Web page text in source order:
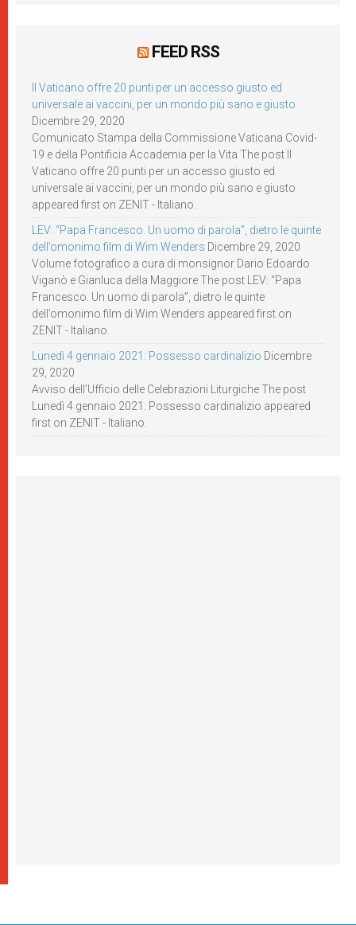
FEED RSS
Il Vaticano offre 20 punti per un accesso giusto ed
universale ai vaccini, per un mondo più sano e giusto
Dicembre 29, 2020
Comunicato Stampa della Commissione Vaticana Covid-
19 e della Pontificia Accademia per la Vita The post Il
Vaticano offre 20 punti per un accesso giusto ed
universale ai vaccini, per un mondo più sano e giusto
appeared first on ZENIT - Italiano.
LEV: “Papa Francesco. Un uomo di parola”, dietro le quinte
dell’omonimo film di Wim Wenders Dicembre 29, 2020
Volume fotografico a cura di monsignor Dario Edoardo
Viganò e Gianluca della Maggiore The post LEV: “Papa
Francesco. Un uomo di parola”, dietro le quinte
dell’omonimo film di Wim Wenders appeared first on
ZENIT - Italiano.
Lunedì 4 gennaio 2021: Possesso cardinalizio Dicembre
29, 2020
Avviso dell’Ufficio delle Celebrazioni Liturgiche The post
Lunedì 4 gennaio 2021: Possesso cardinalizio appeared
first on ZENIT - Italiano.